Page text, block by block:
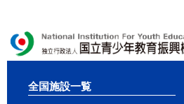
全国施設一覧